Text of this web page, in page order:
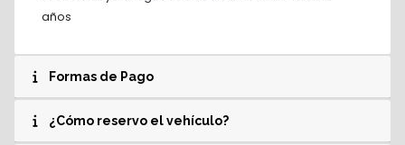
años
Formas de Pago
¿Cómo reservo el vehículo?